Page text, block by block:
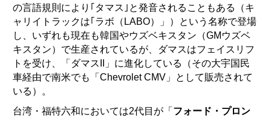
の言語規則により｢タマス｣と発音されることもある（キ
ャリイトラックは｢ラボ（LABO）」）という名称で登場
し、いずれも現在も韓国やウズベキスタン（GMウズベ
キスタン）で生産されているが、ダマスはフェイスリフ
トを受け、「ダマスII」に進化している（その大宇国民
車経由で南米でも「Chevrolet CMV」として販売されて
いる）。
台湾・福特六和においては2代目が「 フォード・プロン